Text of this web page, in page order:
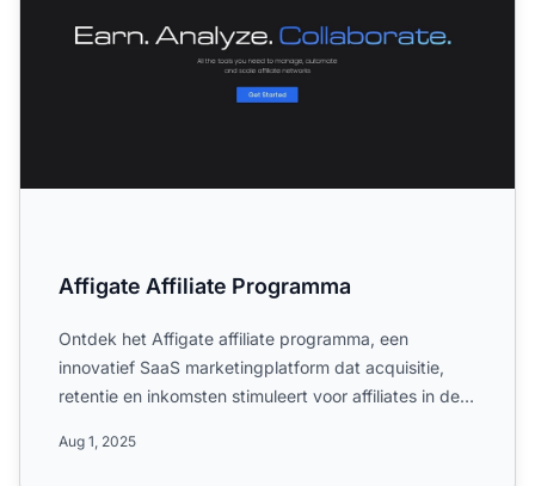
Affigate Affiliate Programma
Ontdek het Affigate affiliate programma, een
innovatief SaaS marketingplatform dat acquisitie,
retentie en inkomsten stimuleert voor affiliates in de
Aug 1, 2025